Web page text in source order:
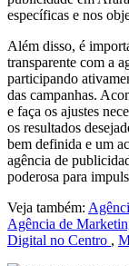
específicas e nos
Além disso, é
transparente com a
participando
das campanhas.
e faça os ajustes
os resultados
bem definida e um
agência de
poderosa para
Veja também:
Agência de
Digital no Centro ,